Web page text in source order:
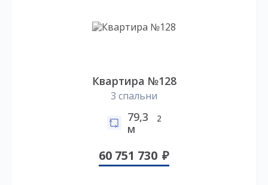
Квартира №128
3 спальни
79,3
м
2
60 751 730